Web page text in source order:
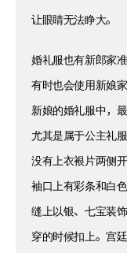
让眼睛无法睁大。
婚礼服也有新郎家
有时也会使用新娘
新娘的婚礼服中，
尤其是属于公主礼
没有上衣裉片两侧
袖口上有彩条和白
缝上以银、七宝装
穿的时候扣上。宫